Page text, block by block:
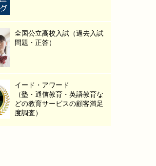
全国公立高校入試（過去入試
問題・正答）
イード・アワード
（塾・通信教育・英語教育な
どの教育サービスの顧客満足
度調査）